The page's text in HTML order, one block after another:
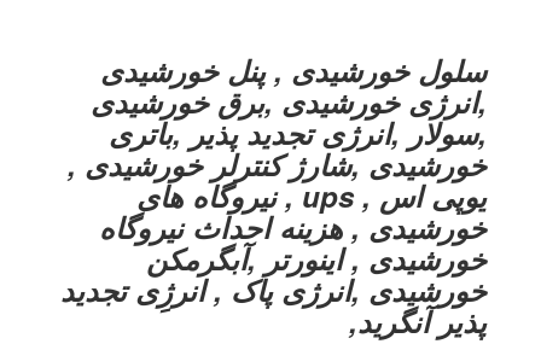
سلول خورشیدی , پنل خورشیدی
,انرژی خورشیدی ,برق خورشیدی
,سولار ,انرژی تجدید پذیر ,باتری
خورشیدی ,شارژ کنترلر خورشیدی ,
یوپی اس , ups , نیروگاه های
خورشیدی , هزینه احداث نیروگاه
خورشیدی , اینورتر ,آبگرمکن
خورشیدی ,انرژی پاک , انرژِی تجدید
پذیر آنگرید,